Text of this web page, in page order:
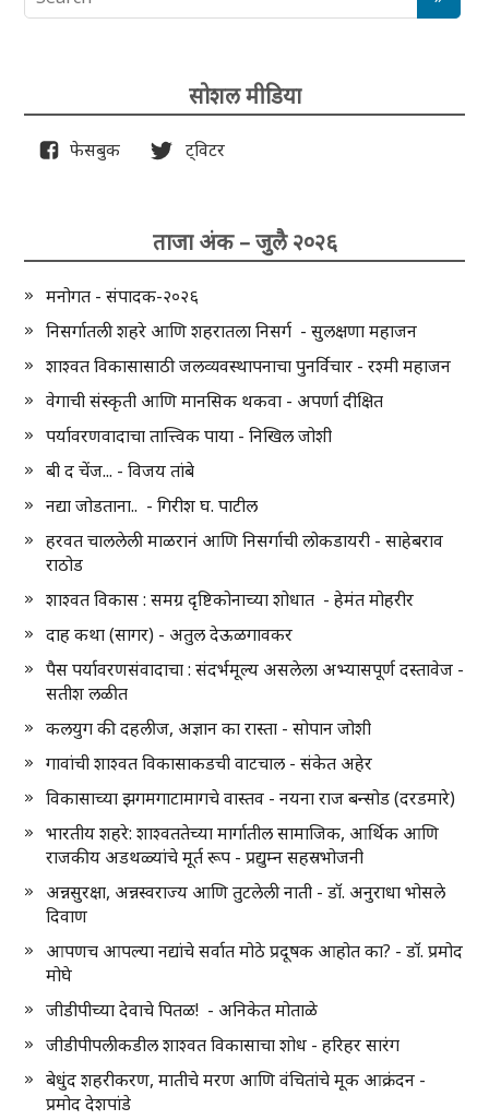
सोशल मीडिया
फेसबुक ट्विटर
ताजा अंक – जुलै २०२६
मनोगत - संपादक-२०२६
निसर्गातली शहरे आणि शहरातला निसर्ग - सुलक्षणा महाजन
शाश्वत विकासासाठी जलव्यवस्थापनाचा पुनर्विचार - रश्मी महाजन
वेगाची संस्कृती आणि मानसिक थकवा - अपर्णा दीक्षित
पर्यावरणवादाचा तात्त्विक पाया - निखिल जोशी
बी द चेंज... - विजय तांबे
नद्या जोडताना.. - गिरीश घ. पाटील
हरवत चाललेली माळरानं आणि निसर्गाची लोकडायरी - साहेबराव
राठोड
शाश्वत विकास : समग्र दृष्टिकोनाच्या शोधात - हेमंत मोहरीर
दाह कथा (सागर) - अतुल देऊळगावकर
पैस पर्यावरणसंवादाचा : संदर्भमूल्य असलेला अभ्यासपूर्ण दस्तावेज -
सतीश लळीत
कलयुग की दहलीज, अज्ञान का रास्ता - सोपान जोशी
गावांची शाश्वत विकासाकडची वाटचाल - संकेत अहेर
विकासाच्या झगमगाटामागचे वास्तव - नयना राज बन्सोड (दरडमारे)
भारतीय शहरे: शाश्वततेच्या मार्गातील सामाजिक, आर्थिक आणि
राजकीय अडथळ्यांचे मूर्त रूप - प्रद्युम्न सहस्रभोजनी
अन्नसुरक्षा, अन्नस्वराज्य आणि तुटलेली नाती - डॉ. अनुराधा भोसले
दिवाण
आपणच आपल्या नद्यांचे सर्वात मोठे प्रदूषक आहोत का? - डॉ. प्रमोद
मोघे
जीडीपीच्या देवाचे पितळ! - अनिकेत मोताळे
जीडीपीपलीकडील शाश्वत विकासाचा शोध - हरिहर सारंग
बेधुंद शहरीकरण, मातीचे मरण आणि वंचितांचे मूक आक्रंदन -
प्रमोद देशपांडे